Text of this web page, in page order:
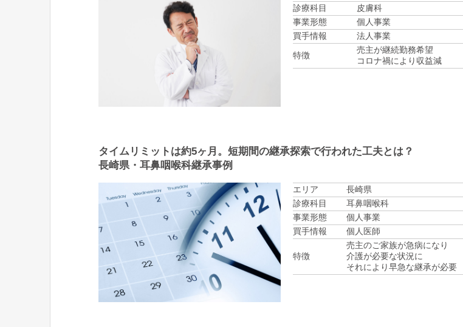
診療科目
皮膚科
事業形態
個人事業
買手情報
法人事業
特徴
売主が継続勤務希望
コロナ禍により収益減
タイムリミットは約5ヶ月。短期間の継承探索で行われた工夫とは？
長崎県・耳鼻咽喉科継承事例
エリア
長崎県
診療科目
耳鼻咽喉科
事業形態
個人事業
買手情報
個人医師
特徴
売主のご家族が急病になり
介護が必要な状況に
それにより早急な継承が必要